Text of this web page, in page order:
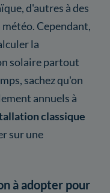
d'autres à des
Cependant,
la
solaire partout
sachez qu'on
annuels à
classique
sur une
à adopter pour